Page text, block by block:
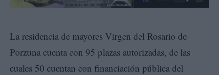
La residencia de mayores Virgen del Rosario de
Porzuna cuenta con 95 plazas autorizadas, de las
cuales 50 cuentan con financiación pública del